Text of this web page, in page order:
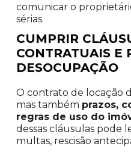
comunicar o
sérias.
CUMPRIR
CONTRATUAIS E
DESOCUPAÇÃO
O contrato de locação
mas também prazos,
regras de uso do
dessas cláusulas pode
multas, rescisão